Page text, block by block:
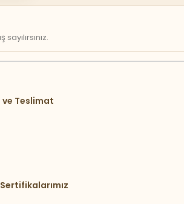
ve Teslimat
Sertifikalarımız